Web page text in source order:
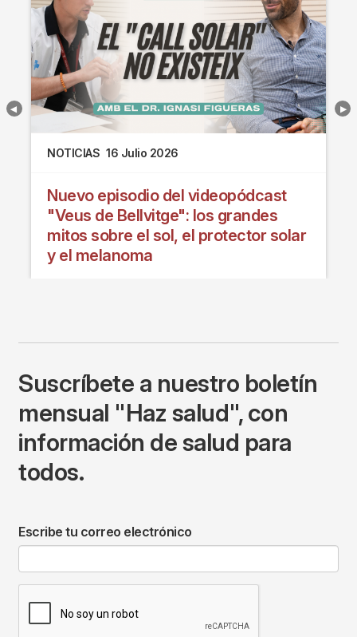
NOTICIAS 16 Julio 2026
Nuevo episodio del videopódcast
"Veus de Bellvitge": los grandes
mitos sobre el sol, el protector solar
y el melanoma
Suscríbete a nuestro boletín
mensual "Haz salud", con
información de salud para
todos.
Escribe tu correo electrónico